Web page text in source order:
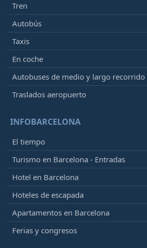
Tren
Autobús
Taxis
En coche
Autobuses de medio y largo recorrido
Traslados aeropuerto
INFOBARCELONA
El tiempo
Turismo en Barcelona - Entradas
Hotel en Barcelona
Hoteles de escapada
Apartamentos en Barcelona
Ferias y congresos